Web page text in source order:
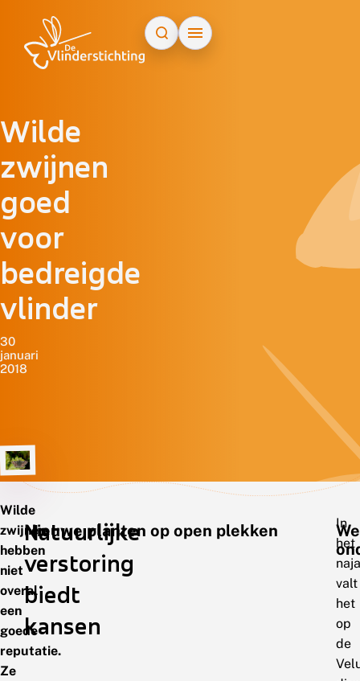
Wilde
zwijnen
goed
voor
bedreigde
vlinder
30
januari
2018
Wilde
zwijnen
hebben
niet
overal
een
goede
reputatie.
Ze
Natuurlijke
verstoring
biedt
kansen
Nieuwe planten op open plekken
In
het
valt
het
op
de